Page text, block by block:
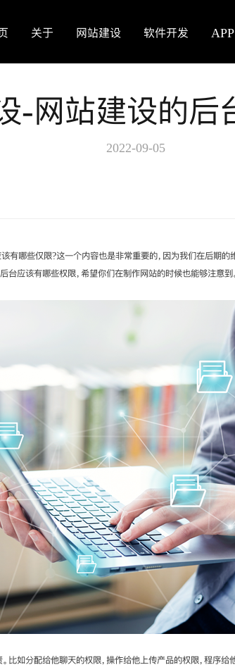
关于 网站建设 软件开发
-网站建设的后
2022-09-05
有哪些仅限?这一个内容也是非常重要的，因为我们在后期
台应该有哪些权限，希望你们在制作网站的时候也能够注意到
分配给他聊天的权限，操作给他上传产品的权限，程序给